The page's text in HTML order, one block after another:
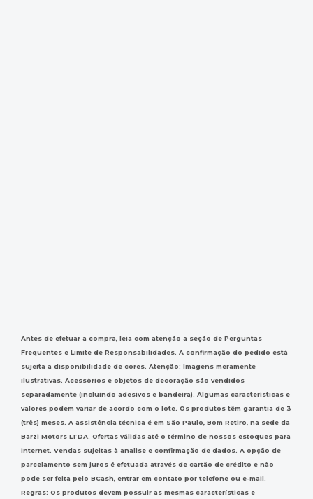
Antes de efetuar a compra, leia com atenção a seção de Perguntas
Frequentes e Limite de Responsabilidades. A confirmação do pedido está
sujeita a disponibilidade de cores. Atenção: Imagens meramente
ilustrativas. Acessórios e objetos de decoração são vendidos
separadamente (incluindo adesivos e bandeira). Algumas características e
valores podem variar de acordo com o lote. Os produtos têm garantia de 3
(três) meses. A assistência técnica é em São Paulo, Bom Retiro, na sede da
Barzi Motors LTDA. Ofertas válidas até o término de nossos estoques para
internet. Vendas sujeitas à analise e confirmação de dados. A opção de
parcelamento sem juros é efetuada através de cartão de crédito e não
pode ser feita pelo BCash, entrar em contato por telefone ou e-mail.
Regras: Os produtos devem possuir as mesmas características e